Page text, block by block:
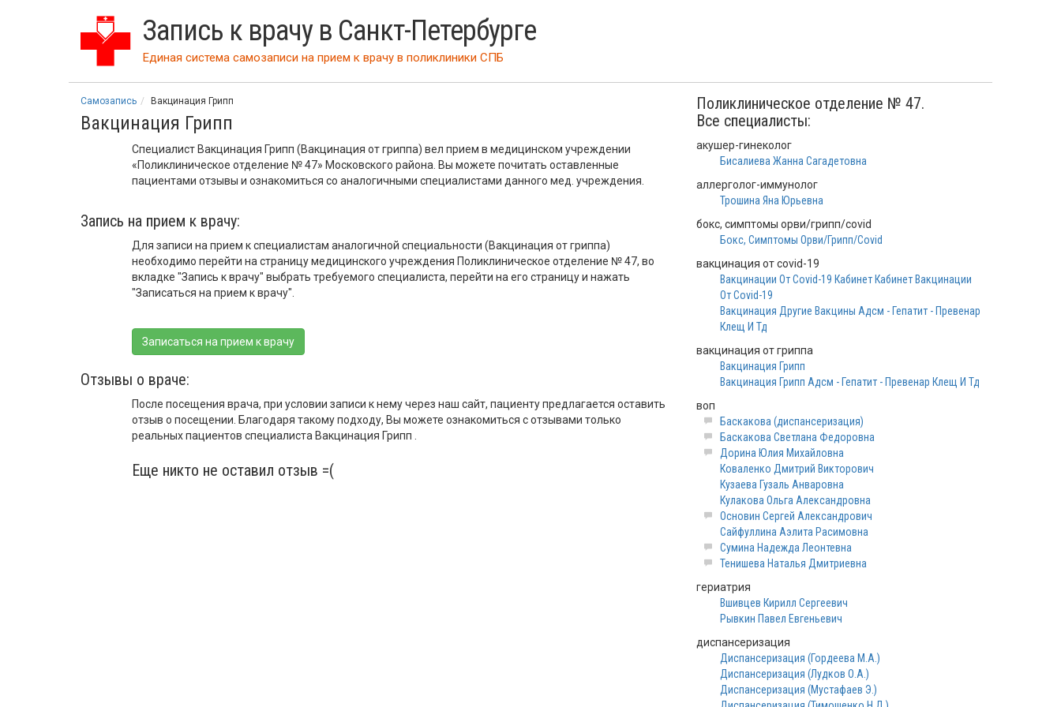
Запись к врачу в Санкт-Петербурге
Единая система самозаписи на прием к врачу в поликлиники СПБ
Самозапись Вакцинация Грипп
Вакцинация Грипп
Специалист Вакцинация Грипп (Вакцинация от гриппа) вел прием в медицинском учреждении
«Поликлиническое отделение № 47» Московского района. Вы можете почитать оставленные
пациентами отзывы и ознакомиться со аналогичными специалистами данного мед. учреждения.
Запись на прием к врачу:
Для записи на прием к специалистам аналогичной специальности (Вакцинация от гриппа)
необходимо перейти на страницу медицинского учреждения Поликлиническое отделение № 47, во
вкладке "Запись к врачу" выбрать требуемого специалиста, перейти на его страницу и нажать
"Записаться на прием к врачу".
Записаться на прием к врачу
Отзывы о враче:
После посещения врача, при условии записи к нему через наш сайт, пациенту предлагается оставить
отзыв о посещении. Благодаря такому подходу, Вы можете ознакомиться с отзывами только
реальных пациентов специалиста Вакцинация Грипп .
Еще никто не оставил отзыв =(
Поликлиническое отделение № 47.
Все специалисты:
акушер-гинеколог
Бисалиева Жанна Сагадетовна
аллерголог-иммунолог
Трошина Яна Юрьевна
бокс, симптомы орви/грипп/covid
Бокс, Симптомы Орви/Грипп/Covid
вакцинация от covid-19
Вакцинации От Covid-19 Кабинет Кабинет Вакцинации
От Covid-19
Вакцинация Другие Вакцины Адсм - Гепатит - Превенар
Клещ И Тд
вакцинация от гриппа
Вакцинация Грипп
Вакцинация Грипп Адсм - Гепатит - Превенар Клещ И Тд
воп
Баскакова (диспансеризация)
Баскакова Светлана Федоровна
Дорина Юлия Михайловна
Коваленко Дмитрий Викторович
Кузаева Гузаль Анваровна
Кулакова Ольга Александровна
Основин Сергей Александрович
Сайфуллина Аэлита Расимовна
Сумина Надежда Леонтевна
Тенишева Наталья Дмитриевна
гериатрия
Вшивцев Кирилл Сергеевич
Рывкин Павел Евгеньевич
диспансеризация
Диспансеризация (Гордеева М.А.)
Диспансеризация (Лудков О.А.)
Диспансеризация (Мустафаев Э.)